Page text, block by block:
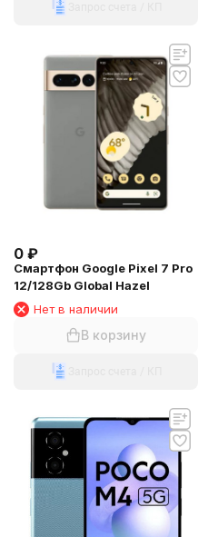
0 ₽
Смартфон Google Pixel 7 Pro
12/128Gb Global Hazel
Нет в наличии
В корзину